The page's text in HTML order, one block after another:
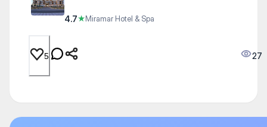
4.7★Miramar Hotel & Spa
5 27